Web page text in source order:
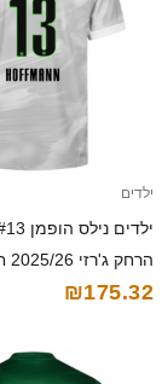
ילדים
הרחק ג'רזי 2025/26 חולצה קצרה
₪175.32